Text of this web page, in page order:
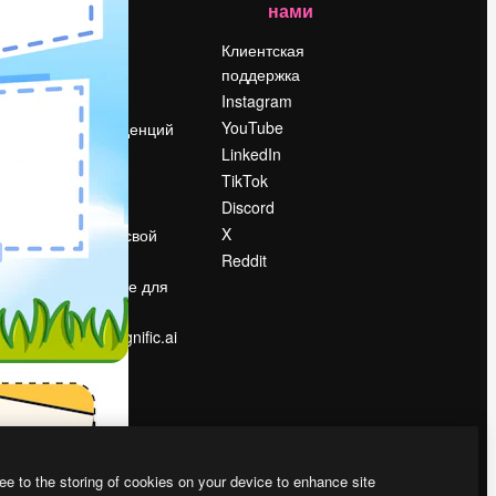
О нас
Reviews
Вакансии
Поиск тенденций
Блог
События
Slidesgo
Продайте свой
контент
Помещение для
прессы
Ищете magnific.ai
нами
Клиентская
поддержка
Instagram
YouTube
LinkedIn
TikTok
Discord
X
Reddit
to the storing of cookies on your device to enhance site